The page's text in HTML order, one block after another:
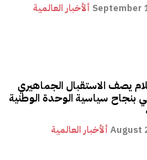
ألأخبار العالمية September
يصف الاستقبال الجماهيري
بنجاح سياسية الوحدة الوطنية
ألأخبار العالمية August